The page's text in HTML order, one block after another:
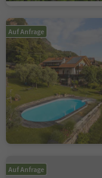
Auf Anfrage
Auf Anfrage